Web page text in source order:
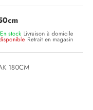
En stock Livraison à domicile
Retrait en magasin